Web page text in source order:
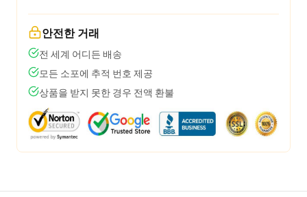
안전한 거래
전 세계 어디든 배송
모든 소포에 추적 번호 제공
상품을 받지 못한 경우 전액 환불